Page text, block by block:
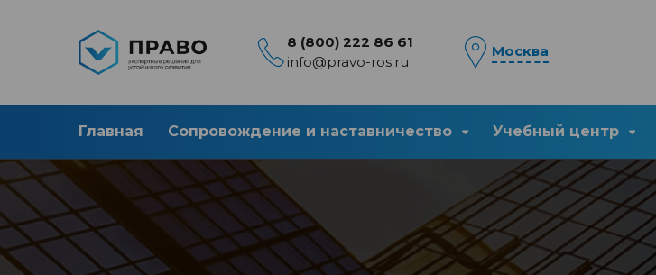
8 (800) 222 86 61
info@pravo-ros.ru
Москва
Главная Сопровождение и наставничество Учебный центр